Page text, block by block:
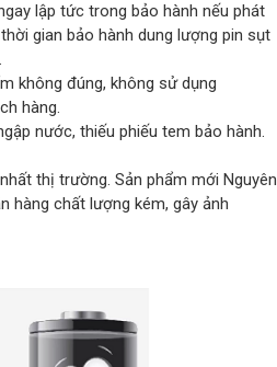
lập tức trong bảo hành nếu phát
gian bảo hành dung lượng pin sụt
không đúng, không sử dụng
hàng.
nước, thiếu phiếu tem bảo hành.
thị trường. Sản phẩm mới Nguyên
hàng chất lượng kém, gây ảnh